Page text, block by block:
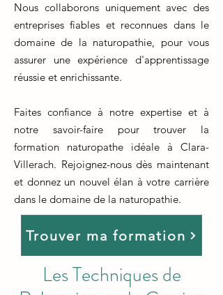
Nous collaborons uniquement avec des
entreprises fiables et reconnues dans le
domaine de la naturopathie, pour vous
assurer une expérience d'apprentissage
réussie et enrichissante.
Faites confiance à notre expertise et à
notre savoir-faire pour trouver la
formation naturopathe idéale à Clara-
Villerach. Rejoignez-nous dès maintenant
et donnez un nouvel élan à votre carrière
dans le domaine de la naturopathie.
Trouver ma formation
Les Techniques de